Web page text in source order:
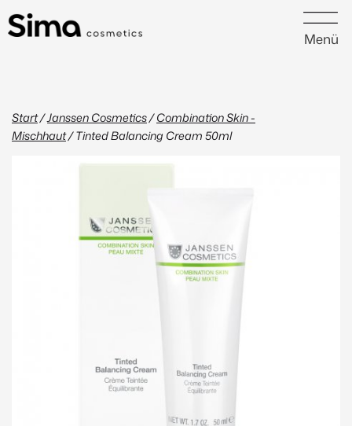
Menü
Start/Janssen Cosmetics/Combination Skin -
Mischhaut/ Tinted Balancing Cream 50ml